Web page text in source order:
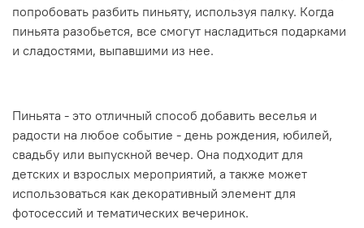
попробовать разбить пиньяту, используя палку. Когда
пиньята разобьется, все смогут насладиться подарками
и сладостями, выпавшими из нее.
Пиньята - это отличный способ добавить веселья и
радости на любое событие - день рождения, юбилей,
свадьбу или выпускной вечер. Она подходит для
детских и взрослых мероприятий, а также может
использоваться как декоративный элемент для
фотосессий и тематических вечеринок.